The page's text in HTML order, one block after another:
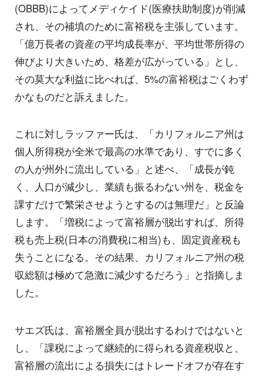
(OBBB)によってメディケイド(医療扶助制度)が削減
され、その補填のために富裕税を主張しています。
「億万長者の資産の平均成長率が、平均世帯所得の
伸びより大きいため、格差が広がっている」とし、
その莫大な利益に比べれば、5%の富裕税はごくわず
かなものだと訴えました。
これに対しラッファー氏は、「カリフォルニア州は
個人所得税が全米で最高の水準であり、すでに多く
の人が州外に流出している」と述べ、「成長が鈍
く、人口が減少し、業績も振るわない州を、税金を
課すだけで繁栄させようとするのは無理だ」と反論
します。「増税によって富裕層が脱出すれば、所得
税も売上税(日本の消費税に相当)も、固定資産税も
失うことになる。その結果、カリフォルニア州の税
収総額は極めて急激に減少するだろう」と指摘しま
した。
サエズ氏は、富裕層全員が脱出するわけではないと
し、「課税によって継続的に得られる資産税収と、
富裕層の流出による損失にはトレードオフが存在す